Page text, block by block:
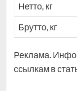
Нетто, кг
Брутто, кг
Реклама.
ссылкам в